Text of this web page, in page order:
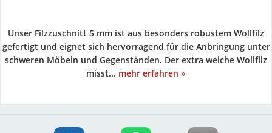
Unser Filzzuschnitt 5 mm ist aus besonders robustem Wollfilz
gefertigt und eignet sich hervorragend für die Anbringung unter
schweren Möbeln und Gegenständen. Der extra weiche Wollfilz
misst... mehr erfahren »